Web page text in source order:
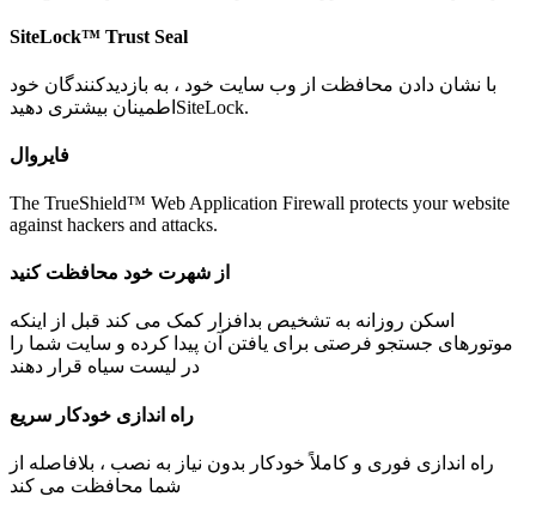
SiteLock™ Trust Seal
با نشان دادن محافظت از وب سایت خود ، به بازدیدکنندگان خود
اطمینان بیشتری دهیدSiteLock.
فایروال
The TrueShield™ Web Application Firewall protects your website
against hackers and attacks.
از شهرت خود محافظت کنید
اسکن روزانه به تشخیص بدافزار کمک می کند قبل از اینکه
موتورهای جستجو فرصتی برای یافتن آن پیدا کرده و سایت شما را
در لیست سیاه قرار دهند
راه اندازی خودکار سریع
راه اندازی فوری و کاملاً خودکار بدون نیاز به نصب ، بلافاصله از
شما محافظت می کند